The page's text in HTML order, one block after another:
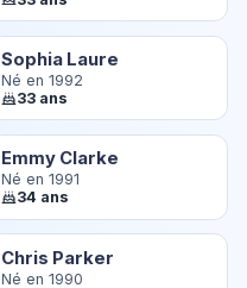
Sophia Laure
Né en 1992
33 ans
Emmy Clarke
Né en 1991
34 ans
Chris Parker
Né en 1990